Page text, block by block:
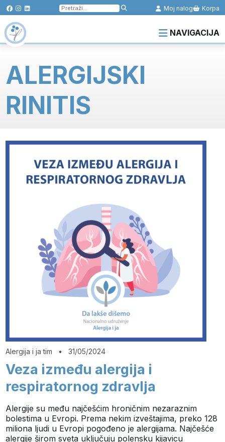
Pretraga
za:
Moj nalog Korpa
NAVIGACIJA
ALERGIJSKI
RINITIS
Alergija i ja tim •31/05/2024
Veza između alergija i
respiratornog zdravlja
Alergije su među najčešćim hroničnim nezaraznim
bolestima u Evropi. Prema nekim izveštajima, preko 128
miliona ljudi u Evropi pogođeno je alergijama. Najčešće
alergije širom sveta uključuju polensku kijavicu